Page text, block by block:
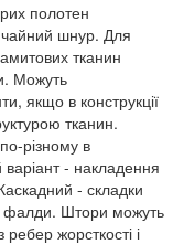
полотен
шнур. Для
тканин
Можуть
якщо в конструкції
тканин.
різному в
варіант - накладення
- складки
фалди. Штори можуть
жорсткості і